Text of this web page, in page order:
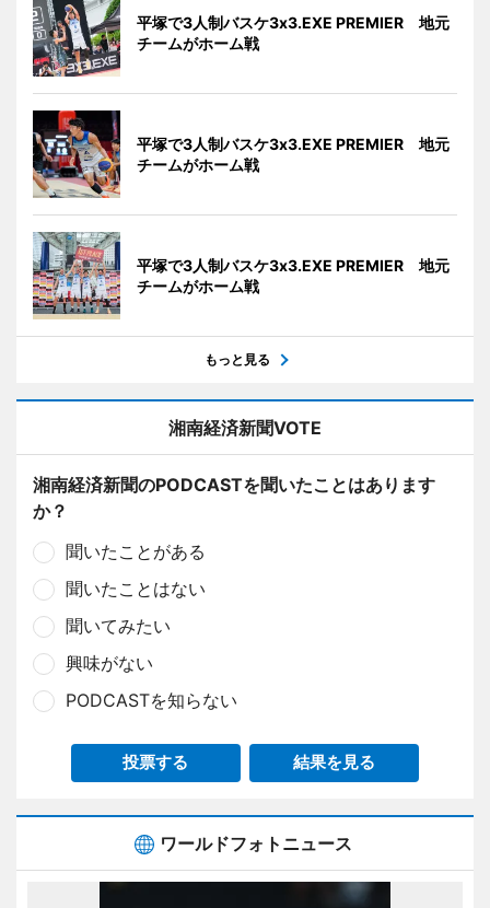
平塚で3人制バスケ3x3.EXE PREMIER 地元
チームがホーム戦
平塚で3人制バスケ3x3.EXE PREMIER 地元
チームがホーム戦
平塚で3人制バスケ3x3.EXE PREMIER 地元
チームがホーム戦
もっと見る
湘南経済新聞VOTE
湘南経済新聞のPODCASTを聞いたことはあります
か？
聞いたことがある
聞いたことはない
聞いてみたい
興味がない
PODCASTを知らない
投票する 結果を見る
ワールドフォトニュース